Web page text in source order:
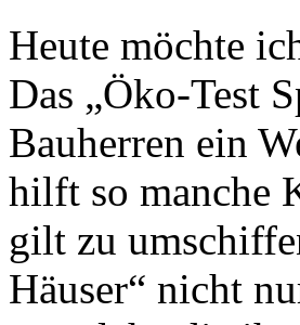
Heute möchte
Das „Öko-Test
Bauherren ein
hilft so manche
gilt zu
Häuser“ nicht